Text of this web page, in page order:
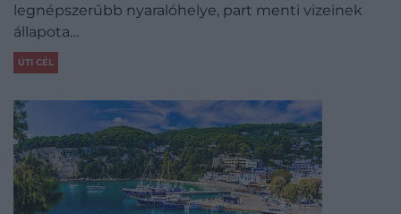
legnépszerűbb nyaralóhelye, part menti vizeinek
állapota…
ÚTI CÉL